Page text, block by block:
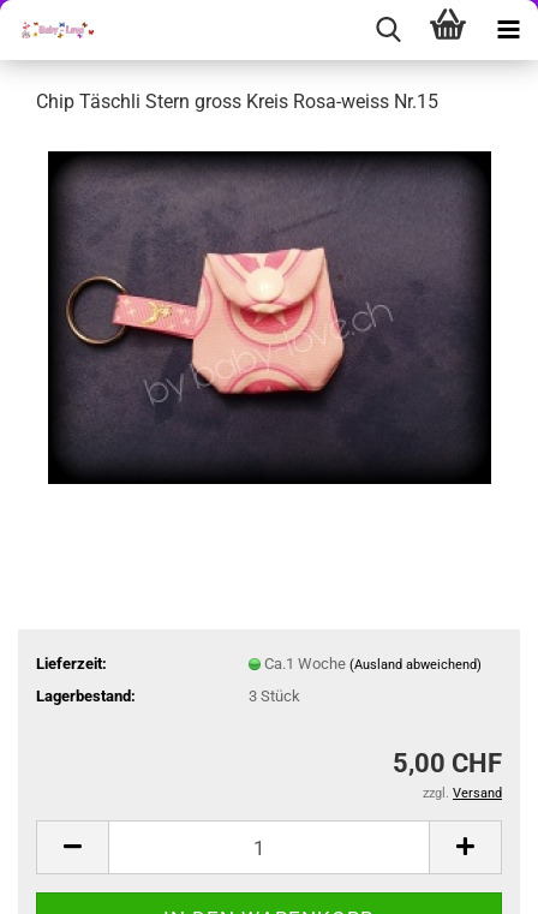
Chip Täschli Stern gross Kreis Rosa-weiss Nr.15
Lieferzeit: Ca.1 Woche (Ausland abweichend)
Lagerbestand: 3 Stück
5,00 CHF
zzgl. Versand